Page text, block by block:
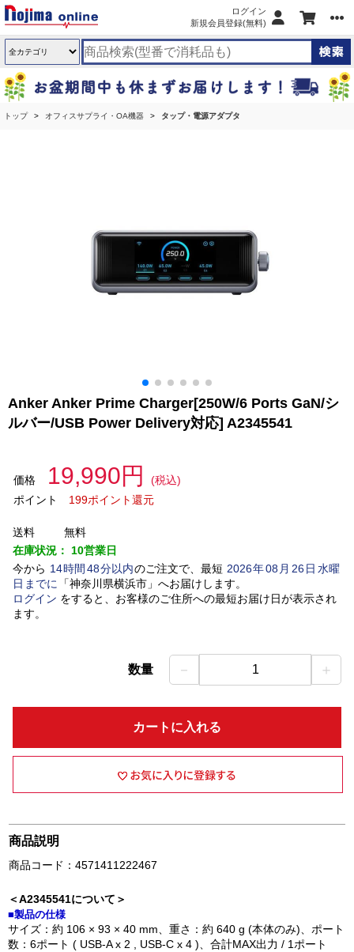
ログイン
新規会員登録(無料)
トップ オフィスサプライ・OA機器 タップ・電源アダプタ
Anker Anker Prime Charger[250W/6 Ports GaN/シ
ルバー/USB Power Delivery対応] A2345541
価格 19,990円
(税込)
ポイント
199ポイント還元
送料
無料
在庫状況： 10営業日
今から 14時間 48分以内のご注文で、最短 2026年08 月 26日水曜
日 までに 「神奈川県横浜市」 へお届けします。
ログイン をすると、お客様のご住所への最短お届け日が表示され
ます。
数量 － 1 ＋
カートに入れる
商品説明
商品コード：4571411222467
＜A2345541について＞
■製品の仕様
サイズ：約 106 × 93 × 40 mm、重さ：約 640 g (本体のみ)、ポート
数：6ポート ( USB-A x 2 , USB-C x 4 )、合計MAX出力 / 1ポート